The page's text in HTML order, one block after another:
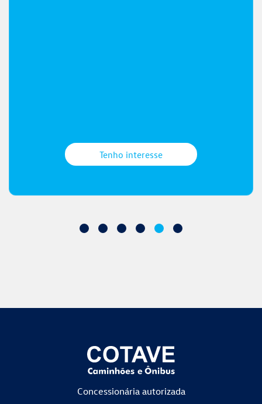
Tenho interesse
Concessionáriaautorizada